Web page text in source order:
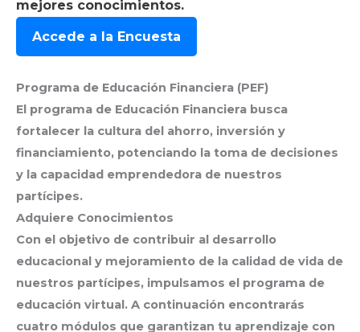
mejores conocimientos.
Accede a la Encuesta
Programa de Educación Financiera (PEF)
El programa de Educación Financiera busca
fortalecer la cultura del ahorro, inversión y
financiamiento, potenciando la toma de decisiones
y la capacidad emprendedora de nuestros
partícipes.
Adquiere Conocimientos
Con el objetivo de contribuir al desarrollo
educacional y mejoramiento de la calidad de vida de
nuestros partícipes, impulsamos el programa de
educación virtual. A continuación encontrarás
cuatro módulos que garantizan tu aprendizaje con